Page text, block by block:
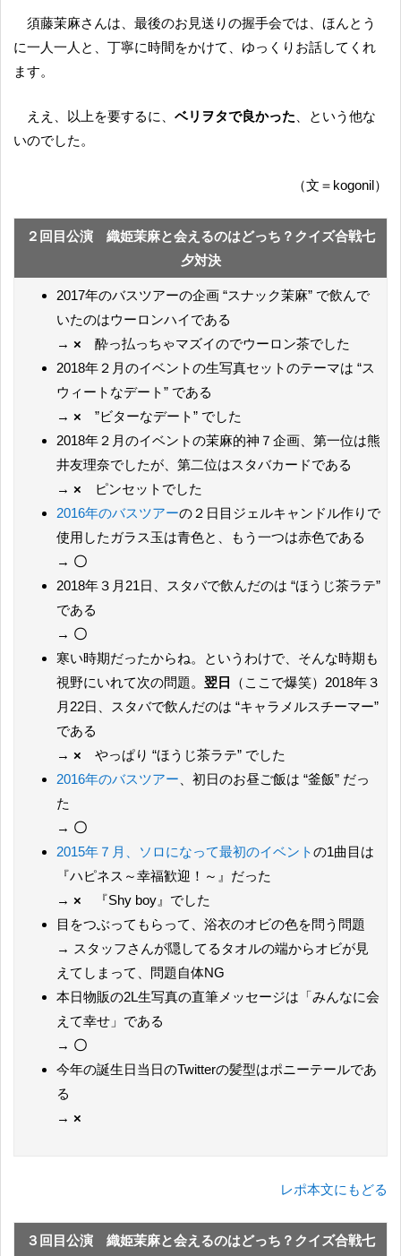
須藤茉麻さんは、最後のお見送りの握手会では、ほんとう
に一人一人と、丁寧に時間をかけて、ゆっくりお話してくれ
ます。
ええ、以上を要するに、ベリヲタで良かった 、という他な
いのでした。
（文＝kogonil）
２回目公演 織姫茉麻と会えるのはどっち？クイズ合戦七
夕対決
2017年のバスツアーの企画 “スナック茉麻” で飲んで
いたのはウーロンハイである
→× 酔っ払っちゃマズイのでウーロン茶でした
2018年２月のイベントの生写真セットのテーマは “ス
ウィートなデート” である
→× ”ビターなデート” でした
2018年２月のイベントの茉麻的神７企画、第一位は熊
井友理奈でしたが、第二位はスタバカードである
→× ピンセットでした
2016年のバスツアーの２日目ジェルキャンドル作りで
使用したガラス玉は青色と、もう一つは赤色である
→ 〇
2018年３月21日、スタバで飲んだのは “ほうじ茶ラテ”
である
→ 〇
寒い時期だったからね。というわけで、そんな時期も
視野にいれて次の問題。翌日
（ここで爆笑）2018年３
月22日、スタバで飲んだのは “キャラメルスチーマー”
である
→× やっぱり “ほうじ茶ラテ” でした
2016年のバスツアー 、初日のお昼ご飯は “釜飯” だっ
た
→ 〇
2015年７月、ソロになって最初のイベントの1曲目は
『ハピネス～幸福歓迎！～』だった
→× 『Shy boy』でした
目をつぶってもらって、浴衣のオビの色を問う問題
→ スタッフさんが隠してるタオルの端からオビが見
えてしまって、問題自体NG
本日物販の2L生写真の直筆メッセージは「みんなに会
えて幸せ」である
→ 〇
今年の誕生日当日のTwitterの髪型はポニーテールであ
る
→×
レポ本文にもどる
３回目公演 織姫茉麻と会えるのはどっち？クイズ合戦七